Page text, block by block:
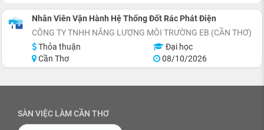
Nhân Viên Vận Hành Hệ Thống Đốt Rác Phát Điện
CÔNG TY TNHH NĂNG LƯỢNG MÔI TRƯỜNG EB (CẦN THƠ)
Thỏa thuận
Đại học
Cần Thơ
08/10/2026
SÀN VIỆC LÀM CẦN THƠ